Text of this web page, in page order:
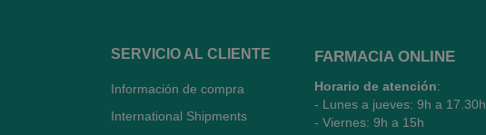
SERVICIO AL CLIENTE
Información de compra
International Shipments
FARMACIA ONLINE
Horario de atención:
- Lunes a jueves: 9h a 17.30h
- Viernes: 9h a 15h